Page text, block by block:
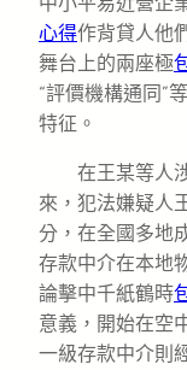
心得作背貸人他
舞台上的兩座極
“評價機構通同”
特征。
在王某等人
來，犯法嫌疑人
分，在全國多地
存款中介在本地
論擊中千紙鶴時
意義，開始在空
一級存款中介則